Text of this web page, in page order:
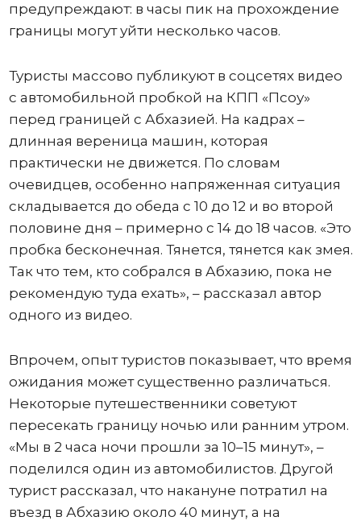
предупреждают: в часы пик на прохождение
границы могут уйти несколько часов.
Туристы массово публикуют в соцсетях видео
с автомобильной пробкой на КПП «Псоу»
перед границей с Абхазией. На кадрах –
длинная вереница машин, которая
практически не движется. По словам
очевидцев, особенно напряженная ситуация
складывается до обеда с 10 до 12 и во второй
половине дня – примерно с 14 до 18 часов. «Это
пробка бесконечная. Тянется, тянется как змея.
Так что тем, кто собрался в Абхазию, пока не
рекомендую туда ехать», – рассказал автор
одного из видео.
Впрочем, опыт туристов показывает, что время
ожидания может существенно различаться.
Некоторые путешественники советуют
пересекать границу ночью или ранним утром.
«Мы в 2 часа ночи прошли за 10–15 минут», –
поделился один из автомобилистов. Другой
турист рассказал, что накануне потратил на
въезд в Абхазию около 40 минут, а на